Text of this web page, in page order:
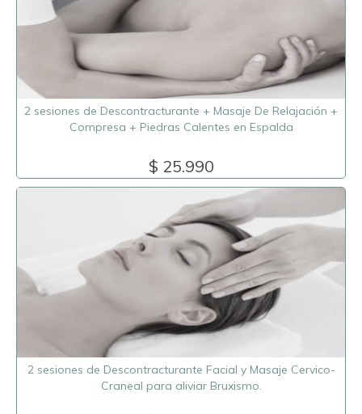
2 sesiones de Descontracturante + Masaje De Relajación +
Compresa + Piedras Calentes en Espalda
$ 25.990
2 sesiones de Descontracturante Facial y Masaje Cervico-
Craneal para aliviar Bruxismo.